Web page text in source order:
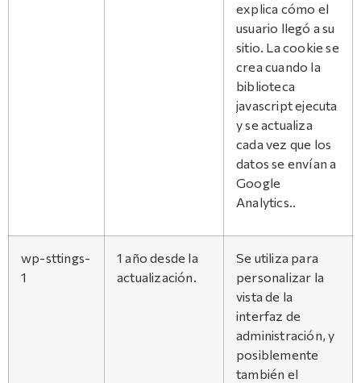
explica cómo el
usuario llegó a su
sitio. La cookie se
crea cuando la
biblioteca
javascript ejecuta
y se actualiza
cada vez que los
datos se envían a
Google
Analytics..
wp-sttings-
1
1 año desde la
actualización.
Se utiliza para
personalizar la
vista de la
interfaz de
administración, y
posiblemente
también el